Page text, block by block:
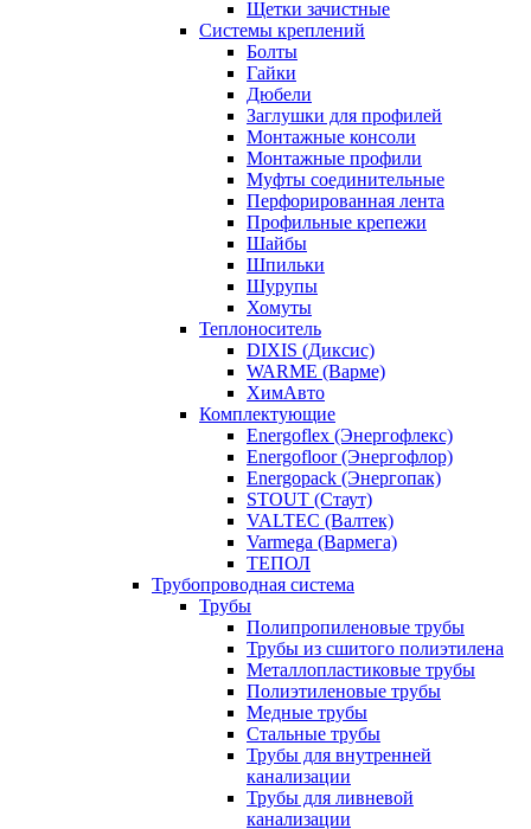
Щетки зачистные
Системы креплений
Болты
Гайки
Дюбели
Заглушки для профилей
Монтажные консоли
Монтажные профили
Муфты соединительные
Перфорированная лента
Профильные крепежи
Шайбы
Шпильки
Шурупы
Хомуты
Теплоноситель
DIXIS (Диксис)
WARME (Варме)
ХимАвто
Комплектующие
Energoflex (Энергофлекс)
Energofloor (Энергофлор)
Energopack (Энергопак)
STOUT (Стаут)
VALTEC (Валтек)
Varmega (Вармега)
ТЕПОЛ
Трубопроводная система
Трубы
Полипропиленовые трубы
Трубы из сшитого полиэтилена
Металлопластиковые трубы
Полиэтиленовые трубы
Медные трубы
Стальные трубы
Трубы для внутренней
канализации
Трубы для ливневой
канализации